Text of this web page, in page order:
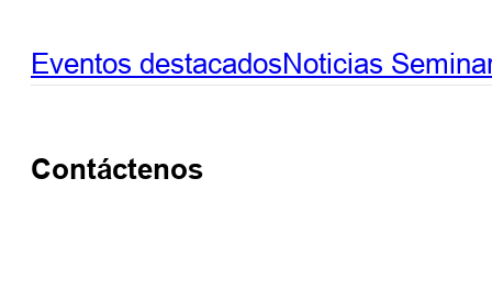
Eventos destacadosNoticias
Contáctenos